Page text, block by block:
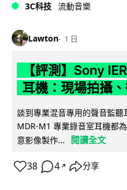
3C科技 流動音樂
Lawton 1 日
【評測】Sony
耳機：現場拍攝
談到專業混音專用的聲音監
MDR-M1 專業錄音室耳機都
意影像製作...
閱讀全文
38 4 ↗ 分享